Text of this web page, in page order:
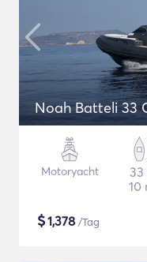
Noah Batteli 33
Motoryacht
10
$1,378 /Tag